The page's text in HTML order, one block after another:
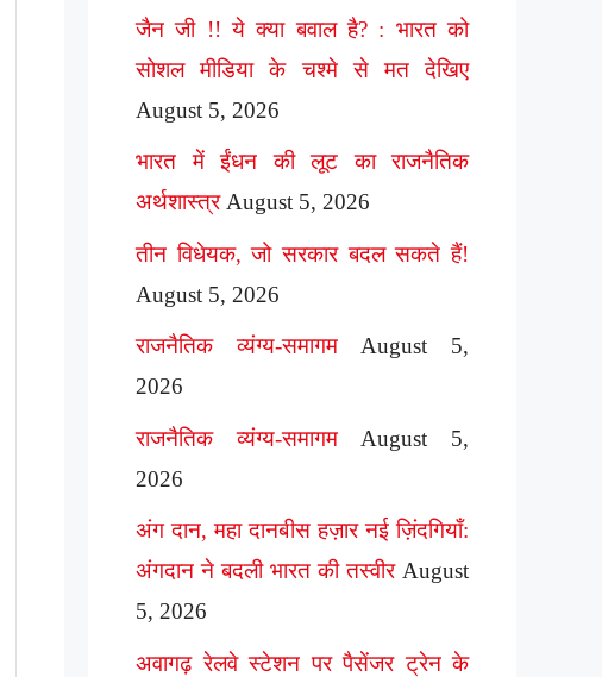
जैन जी !! ये क्या बवाल है? : भारत को
सोशल मीडिया के चश्मे से मत देखिए
August 5, 2026
भारत में ईंधन की लूट का राजनैतिक
अर्थशास्त्र August 5, 2026
तीन विधेयक, जो सरकार बदल सकते हैं!
August 5, 2026
राजनैतिक व्यंग्य-समागम
August 5,
2026
राजनैतिक व्यंग्य-समागम
August 5,
2026
अंग दान, महा दानबीस हज़ार नई ज़िंदगियाँ:
अंगदान ने बदली भारत की तस्वीर August
5, 2026
अवागढ़ रेलवे स्टेशन पर पैसेंजर ट्रेन के